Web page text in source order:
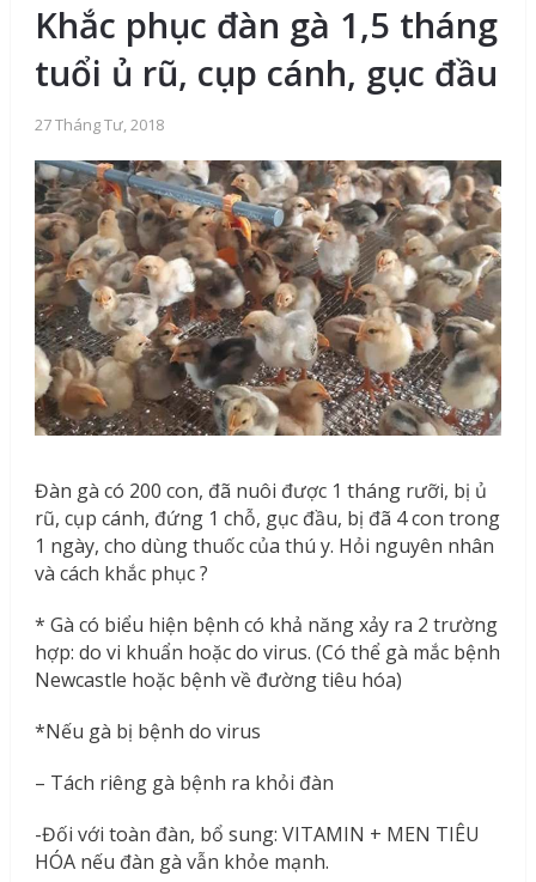
Khắc phục đàn gà 1,5 tháng
tuổi ủ rũ, cụp cánh, gục đầu
27 Tháng Tư, 2018
Đàn gà có 200 con, đã nuôi được 1 tháng rưỡi, bị ủ
rũ, cụp cánh, đứng 1 chỗ, gục đầu, bị đã 4 con trong
1 ngày, cho dùng thuốc của thú y. Hỏi nguyên nhân
và cách khắc phục ?
* Gà có biểu hiện bệnh có khả năng xảy ra 2 trường
hợp: do vi khuẩn hoặc do virus. (Có thể gà mắc bệnh
Newcastle hoặc bệnh về đường tiêu hóa)
*Nếu gà bị bệnh do virus
– Tách riêng gà bệnh ra khỏi đàn
-Đối với toàn đàn, bổ sung: VITAMIN + MEN TIÊU
HÓA nếu đàn gà vẫn khỏe mạnh.